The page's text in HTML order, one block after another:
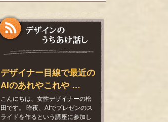
デザイナー目線で最近の
AIのあれやこれや …
こんにちは、女性デザイナーの松
田です。 昨夜、AIでプレゼンのス
ライドを作るという講座に参加し